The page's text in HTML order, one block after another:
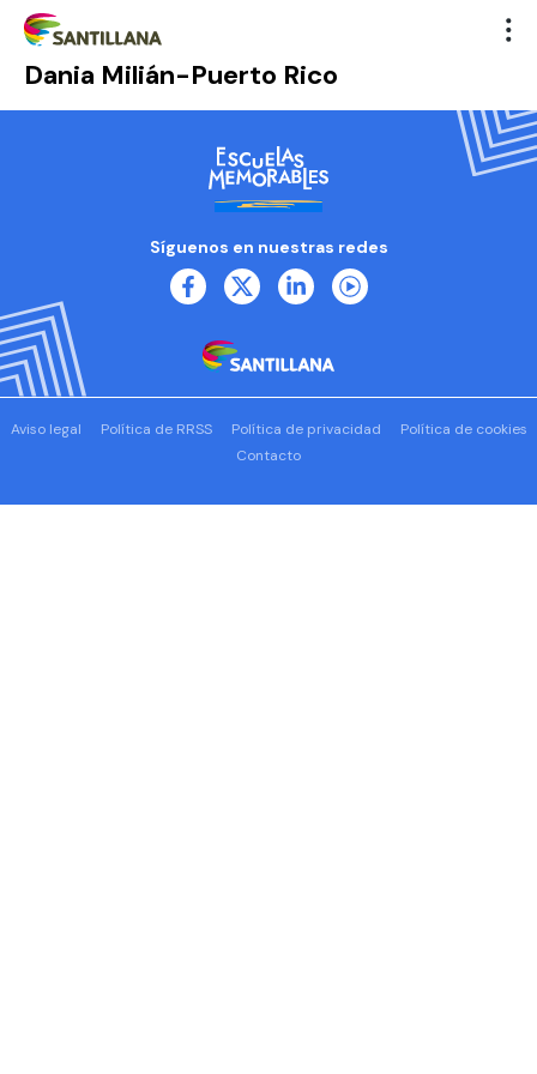
Dania Milián-Puerto Rico
Síguenos en nuestras redes
Aviso legal Política de RRSS Política de privacidad
Política de cookies
Contacto